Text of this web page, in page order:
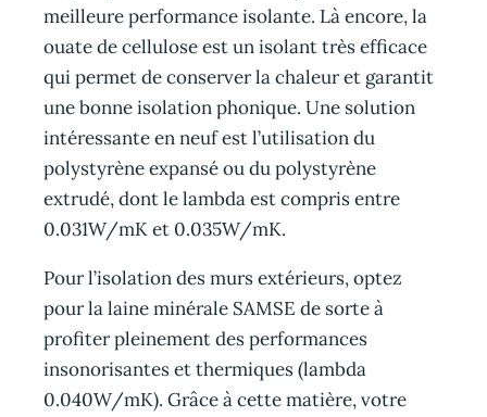
meilleure performance isolante. Là encore, la
ouate de cellulose est un isolant très efficace
qui permet de conserver la chaleur et garantit
une bonne isolation phonique. Une solution
intéressante en neuf est l’utilisation du
polystyrène expansé ou du polystyrène
extrudé, dont le lambda est compris entre
0.031W/mK et 0.035W/mK.
Pour l’isolation des murs extérieurs, optez
pour la laine minérale SAMSE de sorte à
profiter pleinement des performances
insonorisantes et thermiques (lambda
0.040W/mK). Grâce à cette matière, votre